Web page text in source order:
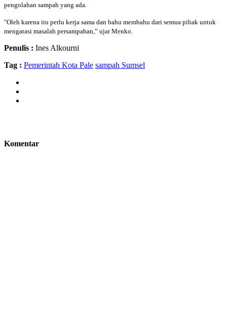
pengolahan sampah yang ada.
"Oleh karena itu perlu kerja sama dan bahu membahu dari semua pihak untuk
mengatasi masalah persampahan,” ujar Menko.
Penulis : Ines Alkourni
Tag : Pemerintah Kota Pale sampah Sumsel
Komentar